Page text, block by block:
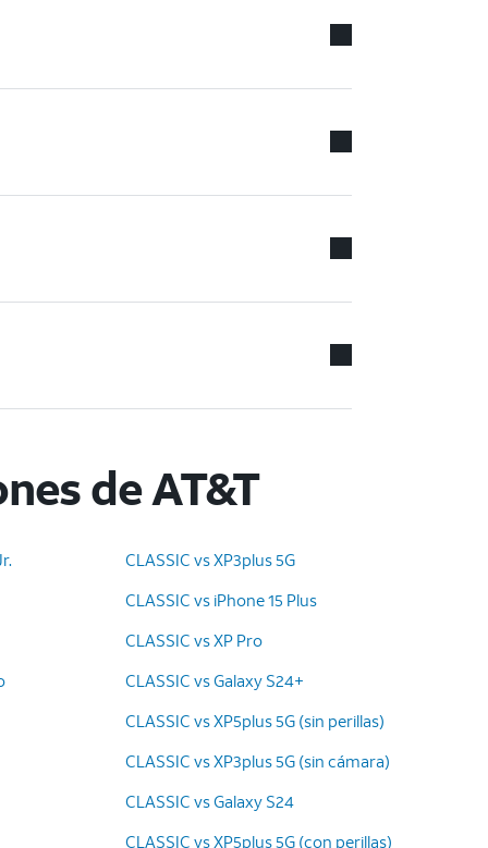
de AT&T
CLASSIC vs XP3plus 5G
CLASSIC vs iPhone 15 Plus
CLASSIC vs XP Pro
CLASSIC vs Galaxy S24+
CLASSIC vs XP5plus 5G (sin perillas)
CLASSIC vs XP3plus 5G (sin cámara)
CLASSIC vs Galaxy S24
CLASSIC vs XP5plus 5G (con perillas)